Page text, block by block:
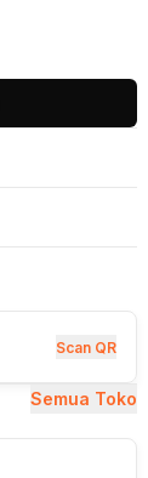
Scan QR
Semua Toko